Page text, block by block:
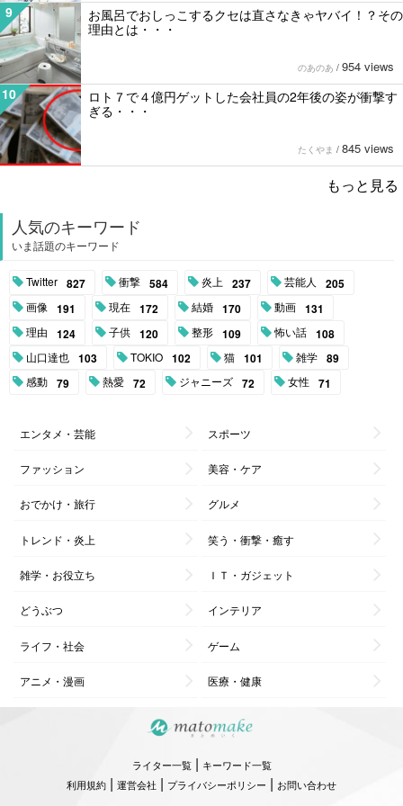
9
お風呂でおしっこするクセは直さなきゃヤバイ！？その
理由とは・・・
のあのあ / 954 views
10
ロト７で４億円ゲットした会社員の2年後の姿が衝撃す
ぎる・・・
たくやま / 845 views
もっと見る
人気のキーワード
いま話題のキーワード
Twitter 827 衝撃 584 炎上 237 芸能人 205
画像 191 現在 172 結婚 170 動画 131
理由 124 子供 120 整形 109 怖い話 108
山口達也 103 TOKIO 102 猫 101 雑学 89
感動 79 熱愛 72 ジャニーズ 72 女性 71
エンタメ・芸能 スポーツ
ファッション 美容・ケア
おでかけ・旅行 グルメ
トレンド・炎上 笑う・衝撃・癒す
雑学・お役立ち ＩＴ・ガジェット
どうぶつ インテリア
ライフ・社会 ゲーム
アニメ・漫画 医療・健康
ライター一覧| キーワード一覧
利用規約 | 運営会社 | プライバシーポリシー | お問い合わせ